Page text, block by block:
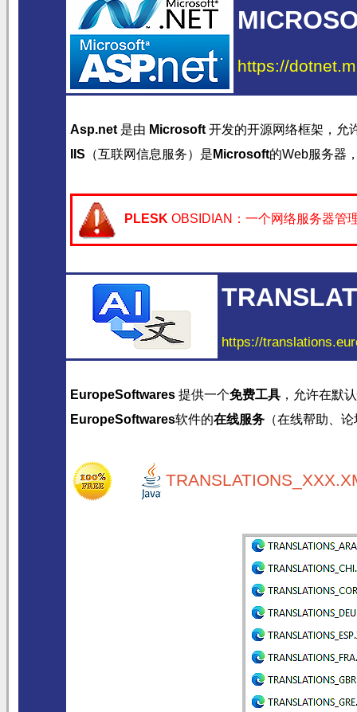
https://
Asp.net 是由 Microsoft 开发的开源网络框架，允
IIS （互联网信息服务）是 Microsoft的Web服务器
PLESK OBSIDIAN：一个网络服务器管
https://
EuropeSoftwares 提供一个免费工具 ，允许在默
EuropeSoftwares软件的在线服务 （在线帮助、